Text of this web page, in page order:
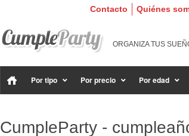
Quiénes
Contacto
ORGANIZA TUS
Por tipo Por precio Por edad
CumpleParty -